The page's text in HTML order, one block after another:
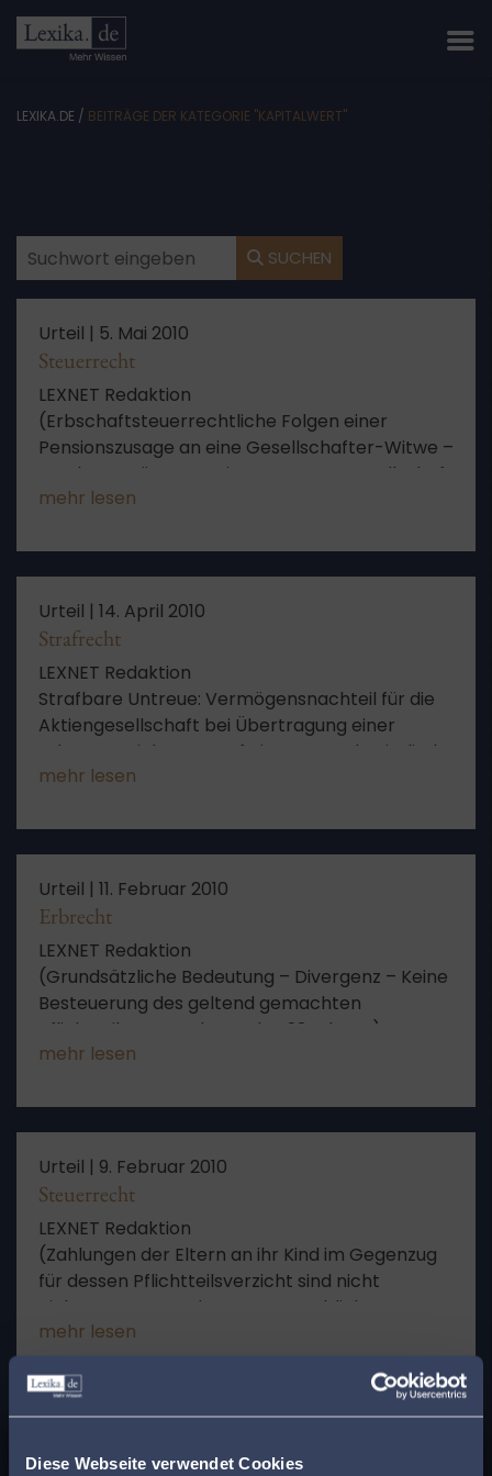
Diese Webseite verwendet Cookies
LEXIKA.DE / BEITRÄGE DER KATEGORIE "KAPITALWERT"
SUCHEN
Urteil | 5. Mai 2010
Steuerrecht
LEXNET Redaktion
(Erbschaftsteuerrechtliche Folgen einer
Pensionszusage an eine Gesellschafter-Witwe –
Sondervergütungen einer Personengesellschaft
– Zuordnung des mit Eintritt des
Pensionsanspruchs der Witwe zum nach § 13a
ErbStG begünstigten Betriebsvermögen –
Berechnung der fiktiven
Zugewinnausgleichsforderung nach § 5 Abs. 1
Satz 1 Nr. 5 BewG a.F.)
mehr lesen
Urteil | 14. April 2010
Strafrecht
LEXNET Redaktion
Strafbare Untreue: Vermögensnachteil für die
Aktiengesellschaft bei Übertragung einer
Lebensversicherung auf ein Vorstandsmitglied
mehr lesen
Urteil | 11. Februar 2010
Erbrecht
LEXNET Redaktion
(Grundsätzliche Bedeutung – Divergenz – Keine
Besteuerung des geltend gemachten
Pflichtteilsanspruchs nach § 23 ErbStG)
mehr lesen
Urteil | 9. Februar 2010
Steuerrecht
LEXNET Redaktion
(Zahlungen der Eltern an ihr Kind im Gegenzug
für dessen Pflichtteilsverzicht sind nicht
einkommensteuerbar – Unentgeltlicher
Vorgang – Begriff der „Kapitalforderung“ i.S. von
mehr lesen